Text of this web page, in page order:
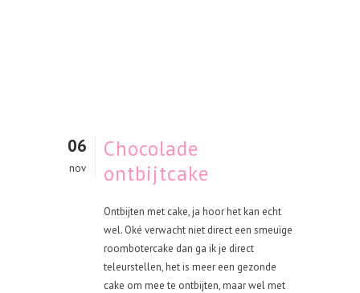
06
nov
Chocolade
ontbijtcake
Ontbijten met cake, ja hoor het kan echt
wel. Oké verwacht niet direct een smeuïge
roombotercake dan ga ik je direct
teleurstellen, het is meer een gezonde
cake om mee te ontbijten, maar wel met